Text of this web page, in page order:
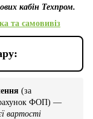
кабін Техпром.
та самовивіз
(за
рахунок ФОП) —
вартості